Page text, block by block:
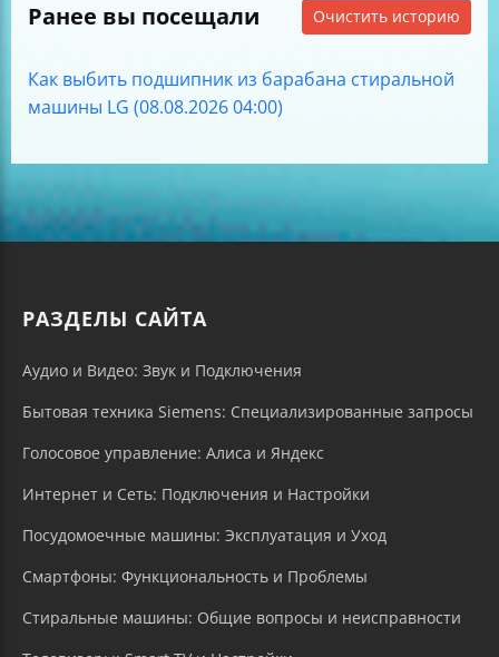
Ранее вы посещали Очистить историю
Как выбить подшипник из барабана стиральной
машины LG (08.08.2026 04:00)
РАЗДЕЛЫ САЙТА
Аудио и Видео: Звук и Подключения
Бытовая техника Siemens: Специализированные запросы
Голосовое управление: Алиса и Яндекс
Интернет и Сеть: Подключения и Настройки
Посудомоечные машины: Эксплуатация и Уход
Смартфоны: Функциональность и Проблемы
Стиральные машины: Общие вопросы и неисправности